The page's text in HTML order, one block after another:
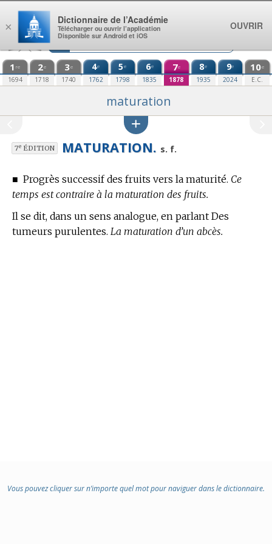
Aller au contenu
1 re
1694
2e
1718
3e
1740
4e
1762
5e
1798
6e
1835
7e
1878
8e
1935
9e
2024
10e
E.C.
maturation
7eÉDITION MATURATION. s. f.
■ Progrès successif des fruits vers la maturité. Ce
temps est contraire à la maturation des fruits.
Il se dit, dans un sens analogue, en parlant Des
tumeurs purulentes. La maturation d’un abcès.
Vous pouvez cliquer sur n’importe quel mot pour naviguer dans le dictionnaire.
×
Dictionnaire de l’Académie
Télécharger ou ouvrir l’application
Disponible sur Android et iOS
OUVRIR